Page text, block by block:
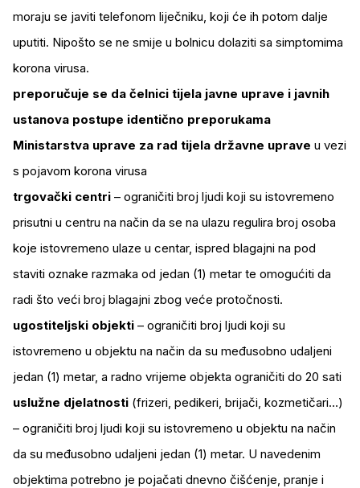
moraju se javiti telefonom liječniku, koji će ih potom dalje
uputiti. Nipošto se ne smije u bolnicu dolaziti sa simptomima
korona virusa.
preporučuje se da čelnici tijela javne uprave i javnih
ustanova postupe identično preporukama
Ministarstva uprave za rad tijela državne uprave u vezi
s pojavom korona virusa
trgovački centri – ograničiti broj ljudi koji su istovremeno
prisutni u centru na način da se na ulazu regulira broj osoba
koje istovremeno ulaze u centar, ispred blagajni na pod
staviti oznake razmaka od jedan (1) metar te omogućiti da
radi što veći broj blagajni zbog veće protočnosti.
ugostiteljski objekti – ograničiti broj ljudi koji su
istovremeno u objektu na način da su međusobno udaljeni
jedan (1) metar, a radno vrijeme objekta ograničiti do 20 sati
uslužne djelatnosti (frizeri, pedikeri, brijači, kozmetičari…)
– ograničiti broj ljudi koji su istovremeno u objektu na način
da su međusobno udaljeni jedan (1) metar. U navedenim
objektima potrebno je pojačati dnevno čišćenje, pranje i